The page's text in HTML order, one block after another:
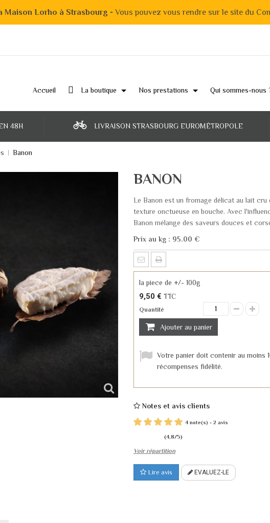
Maison Lorho à Strasbourg - Vous pouvez vous rendre sur le site du
Accueil La boutique Nos prestations Qui sommes-nous
48H LIVRAISON STRASBOURG EUROMÉTROPOLE
Banon
BANON
Le Banon est un fromage délicat au lait
texture onctueuse en bouche. Avec
Banon mélange des saveurs douces et
Prix au kg : 95.00 €
la piece de +/- 100g
9,50 € TTC
Quantité
Ajouter au panier
Votre panier doit contenir au moins
récompenses fidélité.
Notes et avis clients
(4,8/5)
4note(s) - 2 avis
Voir répartition
Lire avis EVALUEZ-LE